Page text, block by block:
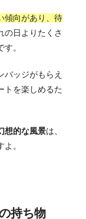
傾向があり、待
の日よりたくさ
。
バッジがもらえ
トを楽しめるた
想的な風景は、
。
持ち物